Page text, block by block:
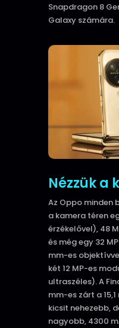
Snapdragon 8
Galaxy számára.
Nézzük a
Az Oppo minden
a kamera téren
érzékelővel), 48
és még egy 32
mm-es
két 12 MP-es
ultraszéles).A
mm-es zárt a
kicsit nehezebb,
nagyobb, 4300